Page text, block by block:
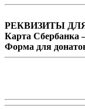
РЕКВИЗИТЫ
Карта Сбербанка
Форма для